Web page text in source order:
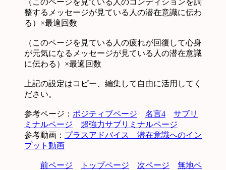
（このページを見ている人のコンディションを調
整するメッセージが見ている人の潜在意識に伝わ
る）×最適回数
（このページを見ている人の疲れが回復して心身
が元気になるメッセージが見ている人の潜在意識
に伝わる）×最適回数
上記の設定はコピー、編集して自由に活用してく
ださい。
参考ページ： ポジティブページ 名言4
サブリ
ミナルページ
超強力サブリミナルページ
参考動画： プラスアドバイス 潜在意識へのイン
プット動画
前ページ トップページ 次ページ
無地ペ